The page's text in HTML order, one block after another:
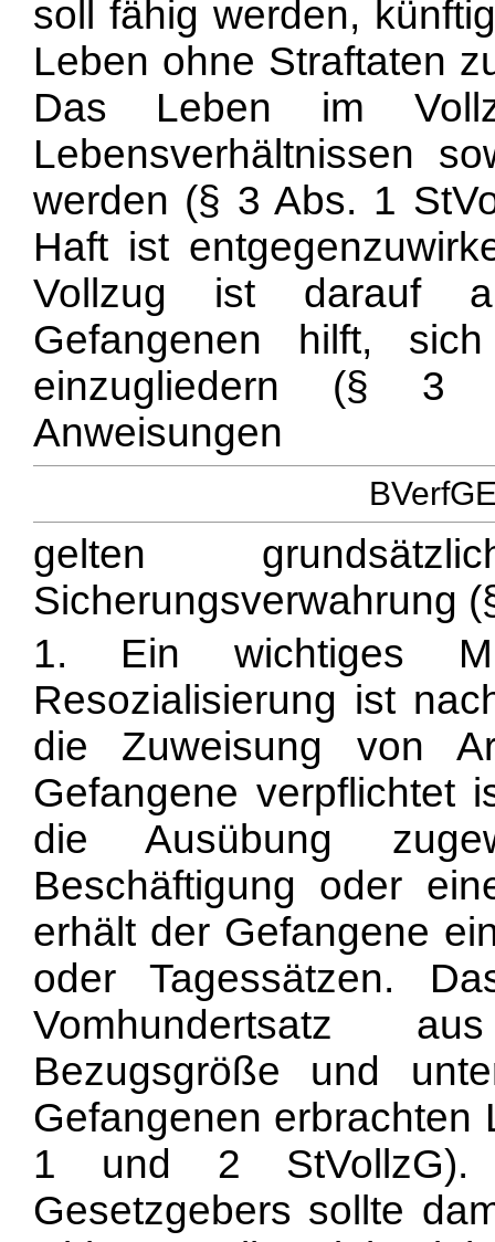
soll fähig werden,
Leben ohne Straftaten
Das Leben im
Lebensverhältnissen
werden (§ 3 Abs. 1
Haft ist
Vollzug ist darauf
Gefangenen hilft,
einzugliedern (§ 3
Anweisungen
gelten
Sicherungsverwahrung
1. Ein wichtiges
Resozialisierung ist
die Zuweisung von
Gefangene verpflichtet
die Ausübung
Beschäftigung oder
erhält der Gefangene
oder Tagessätzen.
Vomhundertsatz
Bezugsgröße und
Gefangenen erbrachten
1 und 2 StVollzG).
Gesetzgebers sollte